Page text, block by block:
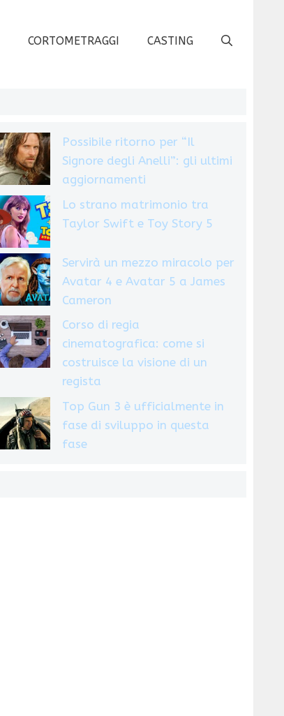
CORTOMETRAGGI CASTING
Possibile ritorno per “Il
Signore degli Anelli”: gli ultimi
aggiornamenti
Lo strano matrimonio tra
Taylor Swift e Toy Story 5
Servirà un mezzo miracolo per
Avatar 4 e Avatar 5 a James
Cameron
Corso di regia
cinematografica: come si
costruisce la visione di un
regista
Top Gun 3 è ufficialmente in
fase di sviluppo in questa
fase